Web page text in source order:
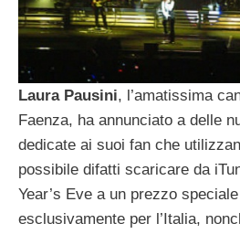
Laura Pausini, l’amatissima
Faenza, ha annunciato a delle
dedicate ai suoi fan che
possibile difatti scaricare da
Year’s Eve a un prezzo
esclusivamente per l’Italia,